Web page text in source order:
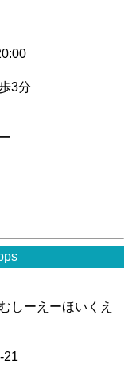
3分
しーえーほいくえ
21